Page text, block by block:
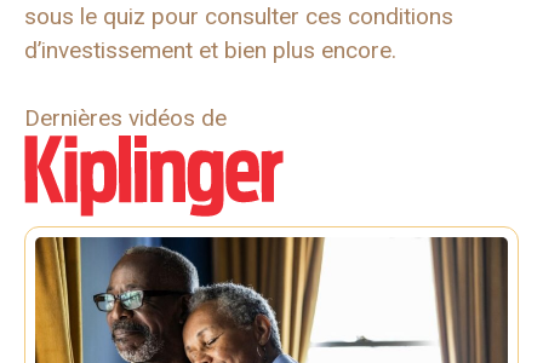
sous le quiz pour consulter ces conditions
d’investissement et bien plus encore.
Dernières vidéos de